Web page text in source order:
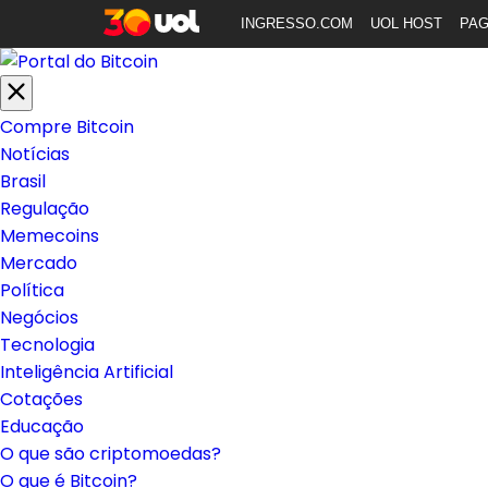
INGRESSO.COM UOL HOST
Compre Bitcoin
Notícias
Brasil
Regulação
Memecoins
Mercado
Política
Negócios
Tecnologia
Inteligência Artificial
Cotações
Educação
O que são criptomoedas?
O que é Bitcoin?